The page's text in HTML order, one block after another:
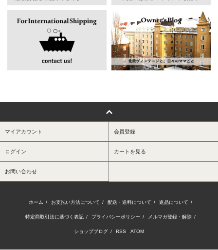
マイアカウント 会員登録
ログイン カートを見る
お問い合わせ
ホーム / お支払い方法について / 配送・送料について / 返品について /
特定商取引法に基づく表記 / プライバシーポリシー / メルマガ登録・解除 /
ショップブログ / RSS ATOM